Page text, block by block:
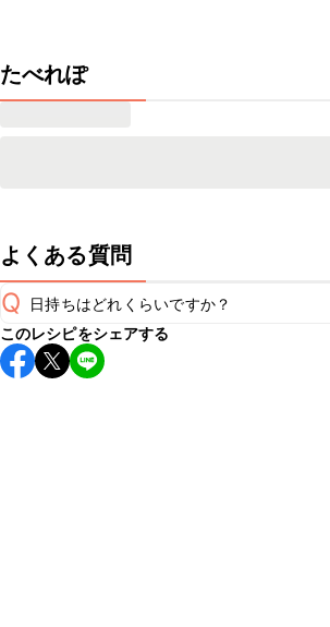
たべれぽ
よくある質問
Q 日持ちはどれくらいですか？
保存期間は冷蔵で当日中が目安です。なる
し上がりください。
このレシピをシェアする